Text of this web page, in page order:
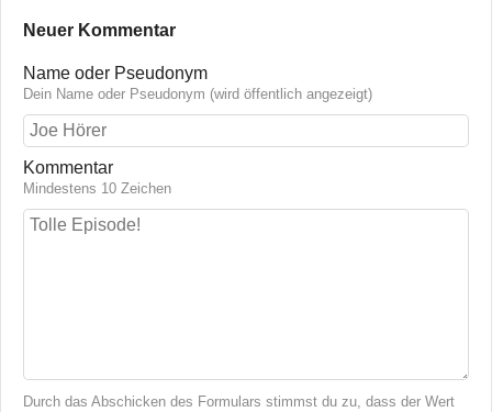
Neuer Kommentar
Name oder Pseudonym
Dein Name oder Pseudonym (wird öffentlich angezeigt)
Kommentar
Mindestens 10 Zeichen
Durch das Abschicken des Formulars stimmst du zu, dass der Wert